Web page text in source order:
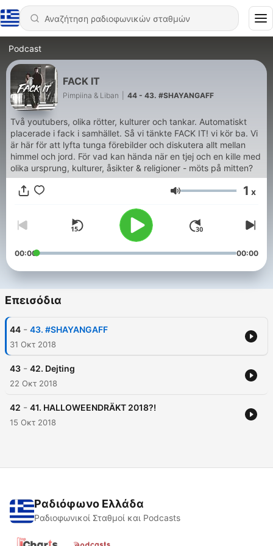
Podcast
FACK IT
Pimpiina & Liban 44 - 43. #SHAYANGAFF
Två youtubers, olika rötter, kulturer och tankar. Automatiskt
placerade i fack i samhället. Så vi tänkte FACK IT! vi kör ba. Vi
är här för att lyfta tunga förebilder och diskutera allt mellan
himmel och jord. För vad kan hända när en tjej och en kille med
olika ursprung, kulturer, åsikter & religioner - möts på mitten?
Ένταση 1 x
00:00 00:00
Επεισόδια
44 - 43. #SHAYANGAFF
31 Οκτ 2018
43 - 42. Dejting
22 Οκτ 2018
42 - 41. HALLOWEENDRÄKT 2018?!
15 Οκτ 2018
Ραδιόφωνο Ελλάδα
Ραδιοφωνικοί Σταθμοί και Podcasts